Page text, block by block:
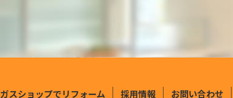
ガスショップでリフォーム 採用情報 お問い合わせ